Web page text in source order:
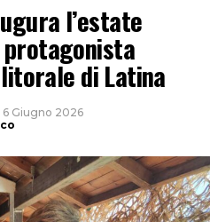
l’estate
di Latina
6 Giugno 2026